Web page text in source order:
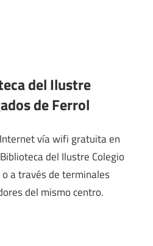
del Ilustre
de Ferrol
vía wifi gratuita en
del Ilustre Colegio
a través de terminales
del mismo centro.